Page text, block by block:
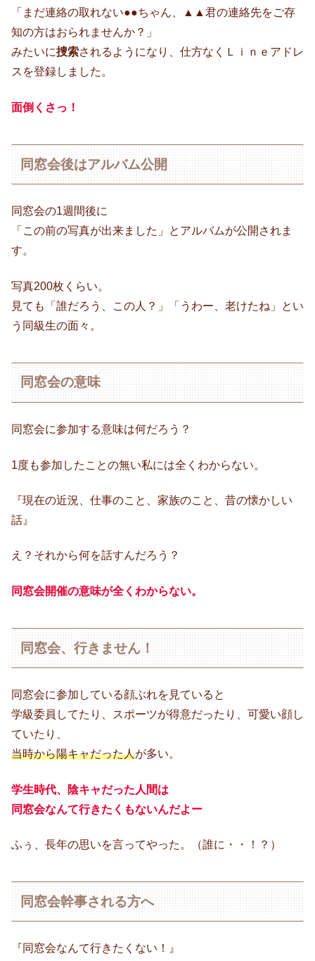
「まだ連絡の取れない●●ちゃん、▲▲君の連絡先をご存
知の方はおられませんか？」
みたいに捜索されるようになり、仕方なくＬｉｎｅアドレ
スを登録しました。
面倒くさっ！
同窓会後はアルバム公開
同窓会の1週間後に
「この前の写真が出来ました」とアルバムが公開されま
す。
写真200枚くらい。
見ても「誰だろう、この人？」「うわー、老けたね」とい
う同級生の面々。
同窓会の意味
同窓会に参加する意味は何だろう？
1度も参加したことの無い私には全くわからない。
『現在の近況、仕事のこと、家族のこと、昔の懐かしい
話』
え？それから何を話すんだろう？
同窓会開催の意味が全くわからない。
同窓会、行きません！
同窓会に参加している顔ぶれを見ていると
学級委員してたり、スポーツが得意だったり、可愛い顔し
ていたり、
当時から陽キャだった人が多い。
学生時代、陰キャだった人間は
同窓会なんて行きたくもないんだよー
ふぅ、長年の思いを言ってやった。（誰に・・！？）
同窓会幹事される方へ
『同窓会なんて行きたくない！』